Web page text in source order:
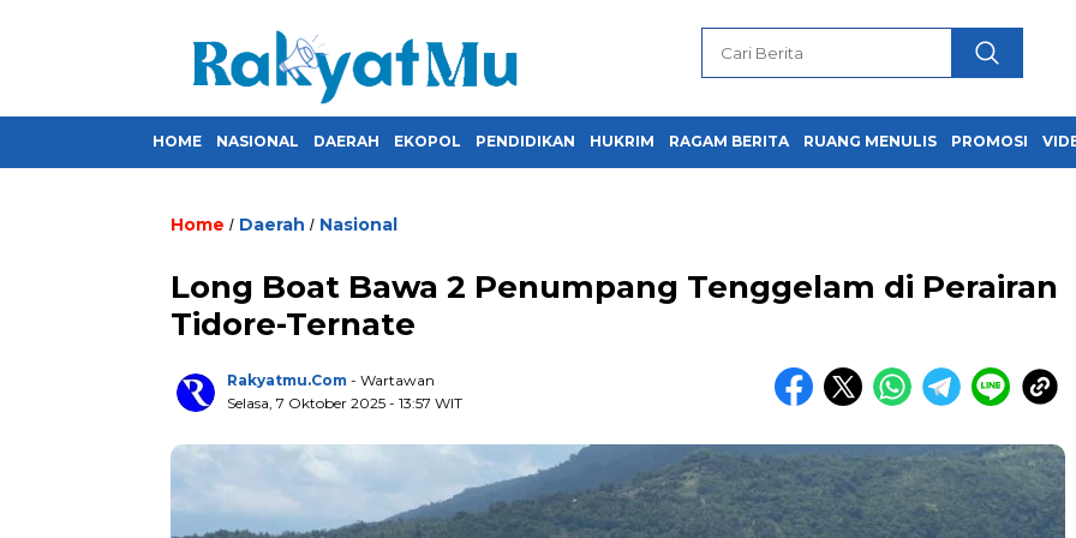
HOME NASIONAL DAERAH EKOPOL PENDIDIKAN HUKRIM RAGAM BERITA RUANG MENULIS PROMOSI
Home / Daerah / Nasional
Long Boat Bawa 2 Penumpang Tenggelam di Perairan
Tidore-Ternate
Rakyatmu.com - Wartawan
Selasa, 7 Oktober 2025 - 13:57 WIT